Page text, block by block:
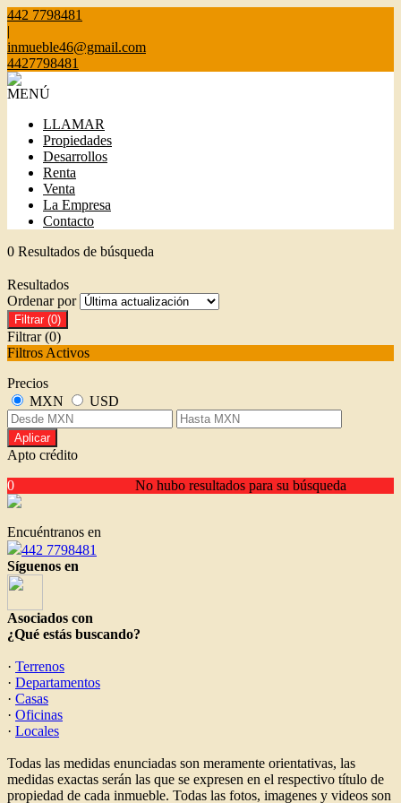
442 7798481
|
inmueble46@gmail.com
4427798481
MENÚ
LLAMAR
Propiedades
Desarrollos
Renta
Venta
La Empresa
Contacto
0 Resultados de búsqueda
Resultados
Ordenar por
Filtrar (0)
Filtrar (0)
Filtros Activos
Precios
MXN
USD
Aplicar
Apto crédito
No hubo resultados para su búsqueda
0
Encuéntranos en
442 7798481
Síguenos en
Asociados con
¿Qué estás buscando?
· Terrenos
· Departamentos
· Casas
· Oficinas
· Locales
Todas las medidas enunciadas son meramente orientativas, las
medidas exactas serán las que se expresen en el respectivo título de
propiedad de cada inmueble. Todas las fotos, imagenes y videos son